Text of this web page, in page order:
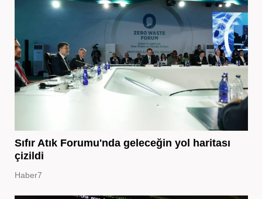
Sıfır Atık Forumu'nda geleceğin yol haritası
çizildi
Haber7